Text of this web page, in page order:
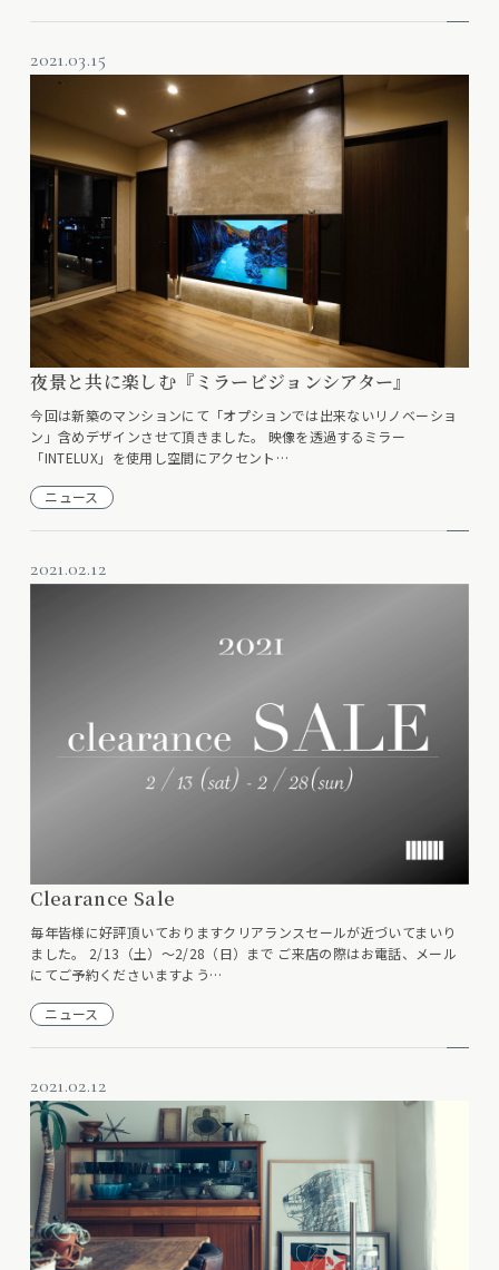
2021.03.15
夜景と共に楽しむ『ミラービジョンシアター』
今回は新築のマンションにて「オプションでは出来ないリノベーショ
ン」含めデザインさせて頂きました。 映像を透過するミラー
「INTELUX」を使用し空間にアクセント…
ニュース
2021.02.12
Clearance Sale
毎年皆様に好評頂いておりますクリアランスセールが近づいてまいり
ました。 2/13（土）〜2/28（日）まで ご来店の際はお電話、メール
にてご予約くださいますよう…
ニュース
2021.02.12